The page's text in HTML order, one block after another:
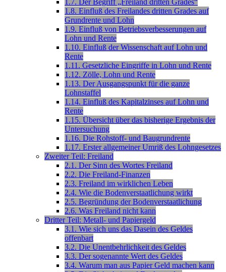
1.7. Der Begriff „Freiland dritten Grades“
1.8. Einfluß des Freilandes dritten Grades auf
Grundrente und Lohn
1.9. Einfluß von Betriebsverbesserungen auf
Lohn und Rente
1.10. Einfluß der Wissenschaft auf Lohn und
Rente
1.11. Gesetzliche Eingriffe in Lohn und Rente
1.12. Zölle, Lohn und Rente
1.13. Der Ausgangspunkt für die ganze
Lohnstaffel
1.14. Einfluß des Kapitalzinses auf Lohn und
Rente
1.15. Übersicht über das bisherige Ergebnis der
Untersuchung
1.16. Die Rohstoff- und Baugrundrente
1.17. Erster allgemeiner Umriß des Lohngesetzes
Zweiter Teil: Freiland
2.1. Der Sinn des Wortes Freiland
2.2. Die Freiland-Finanzen
2.3. Freiland im wirklichen Leben
2.4. Wie die Bodenverstaatlichung wirkt
2.5. Begründung der Bodenverstaatlichung
2.6. Was Freiland nicht kann
Dritter Teil: Metall- und Papiergeld
3.1. Wie sich uns das Dasein des Geldes
offenbart
3.2. Die Unentbehrlichkeit des Geldes
3.3. Der sogenannte Wert des Geldes
3.4. Warum man aus Papier Geld machen kann